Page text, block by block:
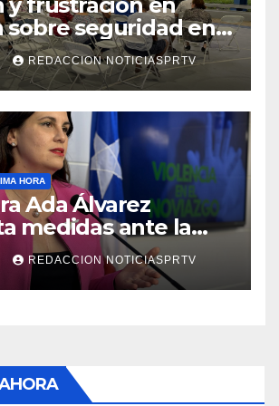
y frustración en
sobre seguridad en
Metropolitano
REDACCION NOTICIASPRTV
HORA
Ada Álvarez
medidas ante la
en el noviazgo
REDACCION NOTICIASPRTV